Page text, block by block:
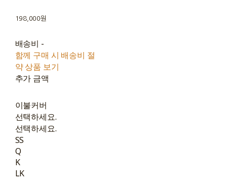
198,000원
배송비 -
함께 구매 시 배송비 절
약 상품 보기
추가 금액
이불커버
선택하세요.
선택하세요.
SS
Q
K
LK